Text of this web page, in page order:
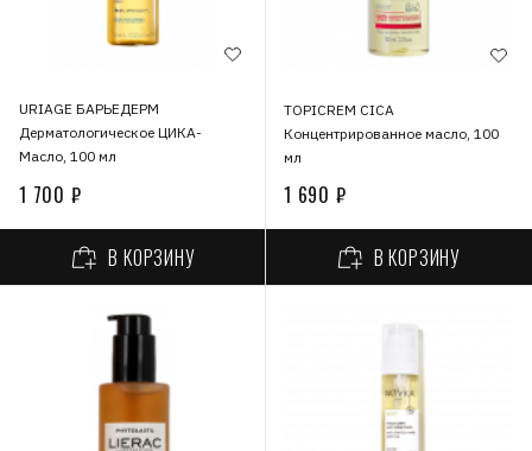
URIAGE БАРЬЕДЕРМ
Дерматологическое ЦИКА-
Масло, 100 мл
1 700 ₽
В КОРЗИНУ
TOPICREM CICA
Концентрированное масло, 100
мл
1 690 ₽
В КОРЗИНУ